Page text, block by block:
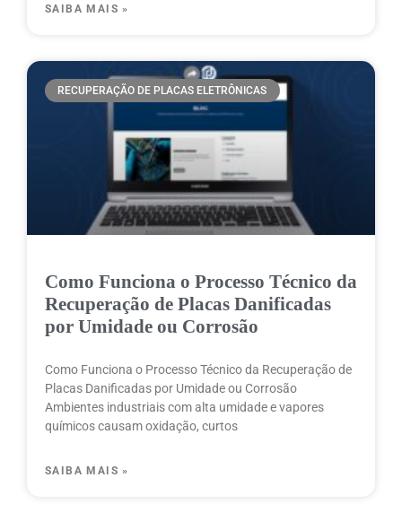
SAIBA MAIS »
RECUPERAÇÃO DE PLACAS ELETRÔNICAS
Como Funciona o Processo Técnico da
Recuperação de Placas Danificadas
por Umidade ou Corrosão
Como Funciona o Processo Técnico da Recuperação de
Placas Danificadas por Umidade ou Corrosão
Ambientes industriais com alta umidade e vapores
químicos causam oxidação, curtos
SAIBA MAIS »